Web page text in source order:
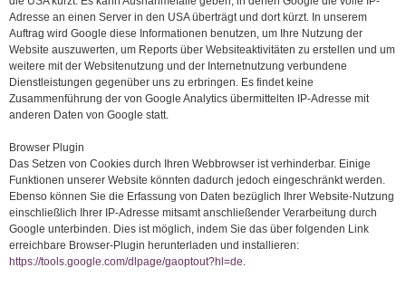
Adresse an einen Server in den USA überträgt und dort kürzt. In unserem
Auftrag wird Google diese Informationen benutzen, um Ihre Nutzung der
Website auszuwerten, um Reports über Websiteaktivitäten zu erstellen und um
weitere mit der Websitenutzung und der Internetnutzung verbundene
Dienstleistungen gegenüber uns zu erbringen. Es findet keine
Zusammenführung der von Google Analytics übermittelten IP-Adresse mit
anderen Daten von Google statt.
Browser Plugin
Das Setzen von Cookies durch Ihren Webbrowser ist verhinderbar. Einige
Funktionen unserer Website könnten dadurch jedoch eingeschränkt werden.
Ebenso können Sie die Erfassung von Daten bezüglich Ihrer Website-Nutzung
einschließlich Ihrer IP-Adresse mitsamt anschließender Verarbeitung durch
Google unterbinden. Dies ist möglich, indem Sie das über folgenden Link
erreichbare Browser-Plugin herunterladen und installieren:
https://tools.google.com/dlpage/gaoptout?hl=de.